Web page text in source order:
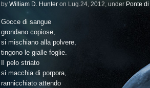
by William D. Hunter on Lug.24, 2012, under Ponte
Gocce di sangue
grondano copiose,
si mischiano alla polvere,
tingono le gialle foglie.
Il pelo striato
si macchia di porpora,
rannicchiato attendo